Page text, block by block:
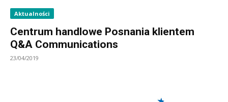
Aktualności
Centrum handlowe Posnania klientem
Q&A Communications
23/04/2019